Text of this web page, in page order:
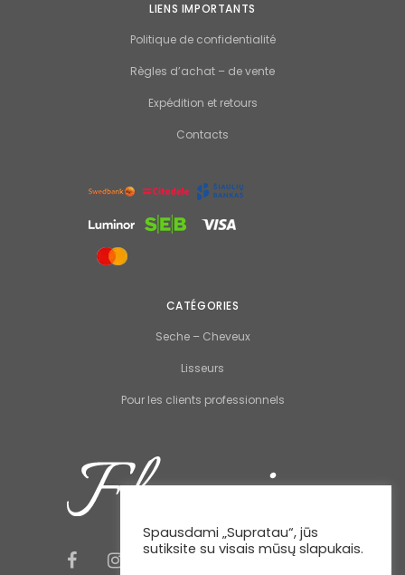
LIENS IMPORTANTS
Politique de confidentialité
Règles d’achat – de vente
Expédition et retours
Contacts
CATÉGORIES
Seche – Cheveux
Lisseurs
Pour les clients professionnels
Spausdami „Supratau“, jūs
sutiksite su visais mūsų slapukais.